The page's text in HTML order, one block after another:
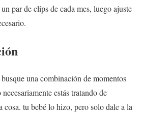
par de clips de cada mes, luego ajuste
una combinación de momentos
estás tratando de
cosa. tu bebé lo hizo, pero solo dale a la